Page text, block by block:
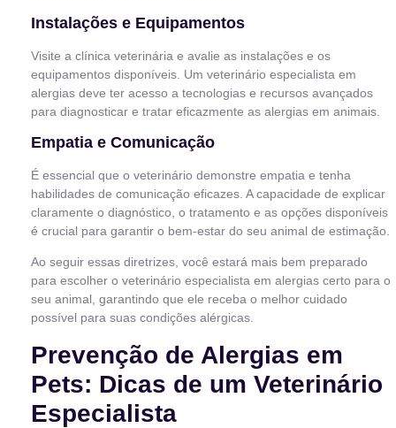
Instalações e Equipamentos
Visite a clínica veterinária e avalie as instalações e os
equipamentos disponíveis. Um veterinário especialista em
alergias deve ter acesso a tecnologias e recursos avançados
para diagnosticar e tratar eficazmente as alergias em animais.
Empatia e Comunicação
É essencial que o veterinário demonstre empatia e tenha
habilidades de comunicação eficazes. A capacidade de explicar
claramente o diagnóstico, o tratamento e as opções disponíveis
é crucial para garantir o bem-estar do seu animal de estimação.
Ao seguir essas diretrizes, você estará mais bem preparado
para escolher o veterinário especialista em alergias certo para o
seu animal, garantindo que ele receba o melhor cuidado
possível para suas condições alérgicas.
Prevenção de Alergias em
Pets: Dicas de um Veterinário
Especialista